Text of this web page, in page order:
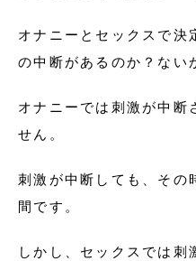
オナニーとセックスで決
の中断があるのか？ない
オナニーでは刺激が中断
せん。
刺激が中断しても、その
間です。
しかし、セックスでは刺